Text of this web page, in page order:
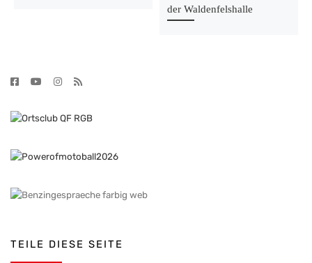
der Waldenfelshalle
TEILE DIESE SEITE